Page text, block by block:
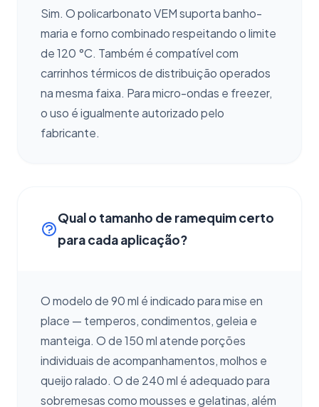
Sim. O policarbonato VEM suporta banho-
maria e forno combinado respeitando o limite
de 120 °C. Também é compatível com
carrinhos térmicos de distribuição operados
na mesma faixa. Para micro-ondas e freezer,
o uso é igualmente autorizado pelo
fabricante.
Qual o tamanho de ramequim certo
para cada aplicação?
O modelo de 90 ml é indicado para mise en
place — temperos, condimentos, geleia e
manteiga. O de 150 ml atende porções
individuais de acompanhamentos, molhos e
queijo ralado. O de 240 ml é adequado para
sobremesas como mousses e gelatinas, além